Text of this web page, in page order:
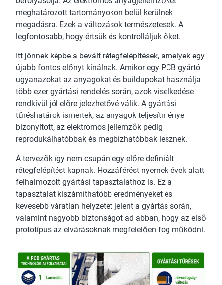
meghatározott tartományokon belül kerülnek
megadásra. Ezek a változások természetesek. A
legfontosabb, hogy értsük és kontrolláljuk őket.
Itt jönnek képbe a bevált rétegfelépítések, amelyek egy
újabb fontos előnyt kínálnak. Amikor egy PCB gyártó
ugyanazokat az anyagokat és buildupokat használja
több ezer gyártási rendelés során, azok viselkedése
rendkívül jól előre jelezhetővé válik. A gyártási
tűréshatárok ismertek, az anyagok teljesítménye
bizonyított, az elektromos jellemzők pedig
reprodukálhatóbbak és megbízhatóbbak lesznek.
A tervezők így nem csupán egy előre definiált
rétegfelépítést kapnak. Hozzáférést nyernek évek alatt
felhalmozott gyártási tapasztalathoz is. Ez a
tapasztalat kiszámíthatóbb eredményeket és
kevesebb váratlan helyzetet jelent a gyártás során,
valamint nagyobb biztonságot ad abban, hogy az első
prototípus az elvárásoknak megfelelően fog működni.